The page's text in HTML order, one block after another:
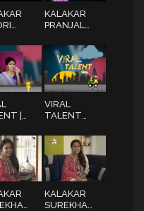
KALAKAR
PRANJAL
PART 1
|
VIRAL
TALENT
KALAKAR
SUREKHA